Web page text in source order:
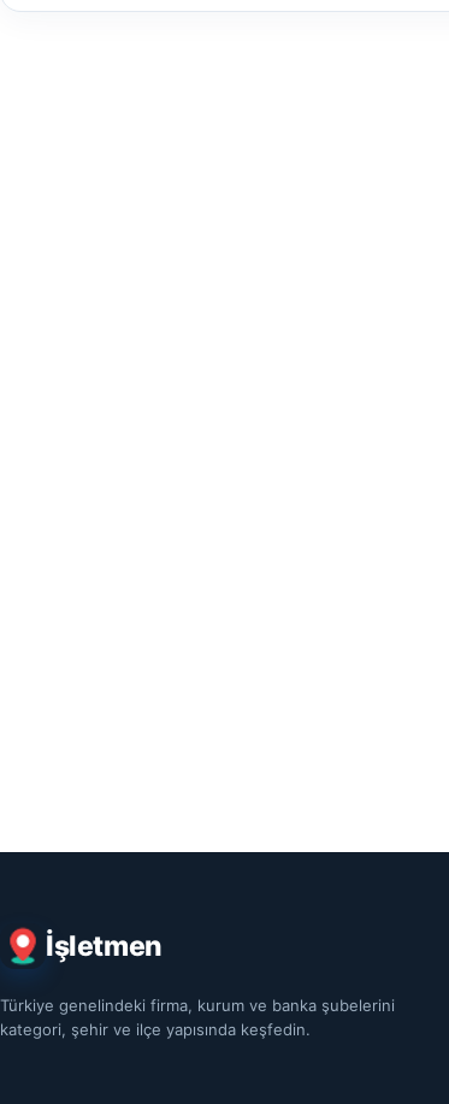
İşletmen
Türkiye genelindeki firma, kurum ve banka şubelerini
kategori, şehir ve ilçe yapısında keşfedin.